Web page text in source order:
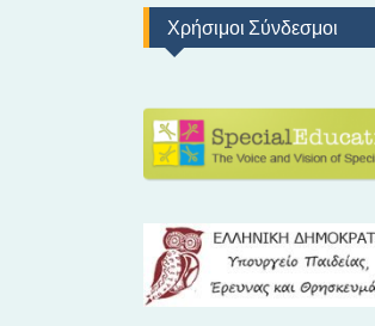
Χρήσιμοι Σύνδεσμοι